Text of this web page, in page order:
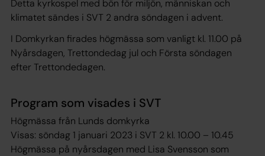
Detta kyrkospel med bön för miljön, människan och
klimatet sändes i SVT 2 andra söndagen i advent.
I Domkyrkan firades högmässa som vanligt kl. 11.00 på
Nyårsdagen, Trettondedag jul och Första söndagen
efter Trettondedagen.
Program som visades i SVT
Högmässa från Lunds domkyrka
Visas: söndag 1 januari 2023 i SVT 2 kl. 10.00 – 10.45
Högmässa på nyårsdagen med Lisa Svensson som